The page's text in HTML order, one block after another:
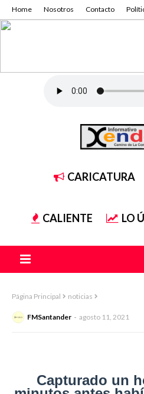
Home Nosotros Contacto
CARICATURA
CALIENTE LO
Página Principal noticias
FMSantander agosto 11, 2021
Capturado un